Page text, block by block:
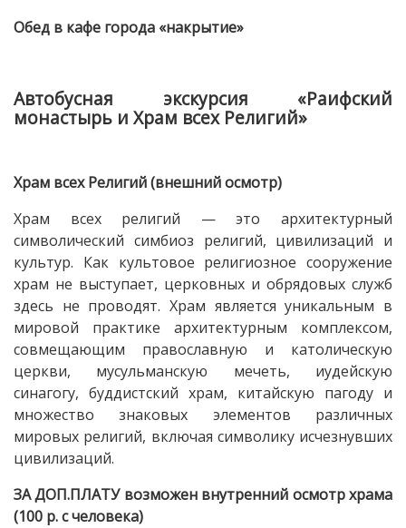
Обед в кафе города «накрытие»
Автобусная экскурсия «Раифский
монастырь и Храм всех Религий»
Храм всех Религий (внешний осмотр)
Храм всех религий — это архитектурный
символический симбиоз религий, цивилизаций и
культур. Как культовое религиозное сооружение
храм не выступает, церковных и обрядовых служб
здесь не проводят. Храм является уникальным в
мировой практике архитектурным комплексом,
совмещающим православную и католическую
церкви, мусульманскую мечеть, иудейскую
синагогу, буддистский храм, китайскую пагоду и
множество знаковых элементов различных
мировых религий, включая символику исчезнувших
цивилизаций.
ЗА ДОП.ПЛАТУ возможен внутренний осмотр храма
(100 р. с человека)